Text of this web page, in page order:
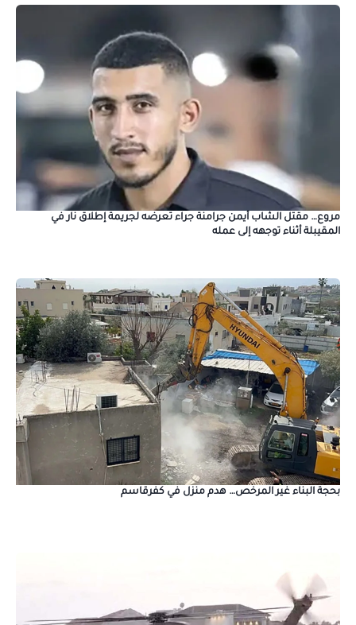
مروع… مقتل الشاب أيمن جرامنة جراء تعرضه لجريمة إطلاق نار في
المقيبلة أثناء توجهه إلى عمله
بحجة البناء غير المرخص… هدم منزل في كفرقاسم